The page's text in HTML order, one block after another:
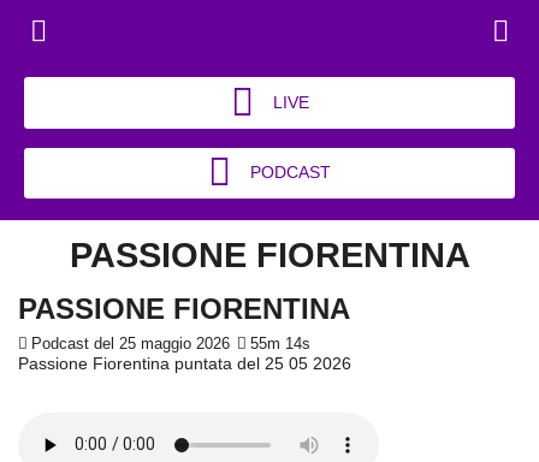
LIVE
PODCAST
PASSIONE FIORENTINA
PASSIONE FIORENTINA
Podcast del 25 maggio 2026 55m 14s
Passione Fiorentina puntata del 25 05 2026